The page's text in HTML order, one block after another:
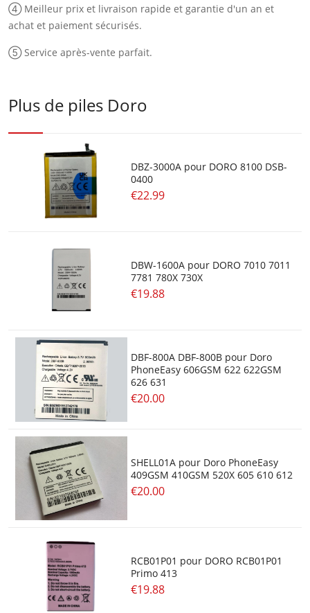
④ Meilleur prix et livraison rapide et garantie d'un an et
achat et paiement sécurisés.
⑤ Service après-vente parfait.
Plus de piles Doro
DBZ-3000A pour DORO 8100 DSB-
0400
€22.99
DBW-1600A pour DORO 7010 7011
7781 780X 730X
€19.88
DBF-800A DBF-800B pour Doro
PhoneEasy 606GSM 622 622GSM
626 631
€20.00
SHELL01A pour Doro PhoneEasy
409GSM 410GSM 520X 605 610 612
€20.00
RCB01P01 pour DORO RCB01P01
Primo 413
€19.88